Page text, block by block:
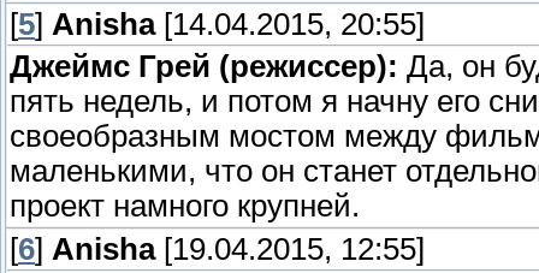
[5] Anisha[14.04.2015, 20:55]
Джеймс Грей (режиссер): Да, он
пять недель, и потом я начну его
своеобразным мостом между
маленькими, что он станет
проект намного крупней.
[6] Anisha[19.04.2015, 12:55]